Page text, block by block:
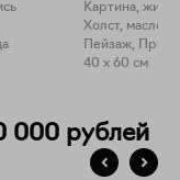
Картина,
Холст, масло
Пейзаж,
40 x 60 см
000 рублей